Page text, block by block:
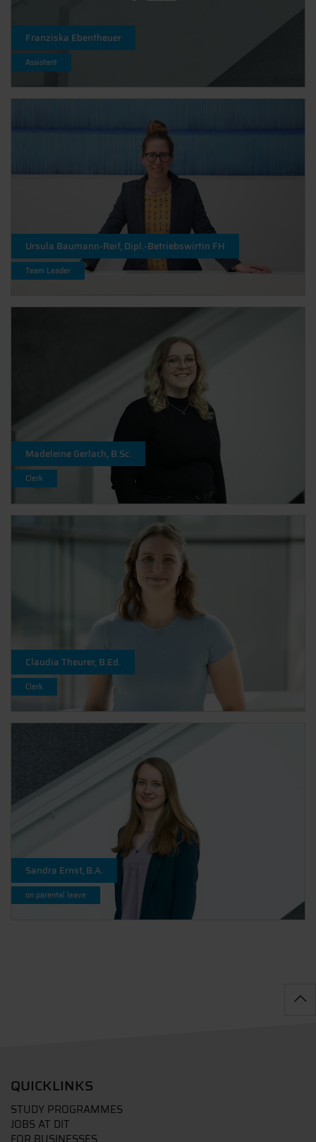
Franziska Ebentheuer
Assistant
Ursula Baumann-Reif, Dipl.-Betriebswirtin FH
Team Leader
Madeleine Gerlach, B.Sc.
Clerk
Claudia Theurer, B.Ed.
Clerk
Sandra Ernst, B.A.
on parental leave
QUICKLINKS
STUDY PROGRAMMES
JOBS AT DIT